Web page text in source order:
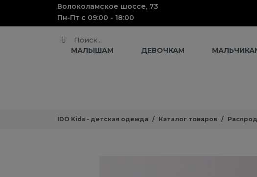
Волоколамское шоссе, 73
Пн-Пт с 09:00 - 18:00
Поиск
МАЛЫШАМ ДЕВОЧКАМ
IDO Kids - детская одежда Каталог товаров